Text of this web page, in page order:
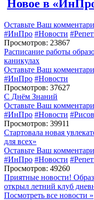
Новое в
Оставьте Ваш
#ИнПро #Новости
Просмотров: 23867
Расписание работы
каникулах
Оставьте Ваш
#ИнПро #Новости
Просмотров: 37627
С Днём Знаний
Оставьте Ваш
#ИнПро #Новости
Просмотров: 39911
Стартовала новая
для всех»
Оставьте Ваш
#ИнПро #Новости
Просмотров: 49260
Приятные новости!
открыл летний клуб
Посмотреть все новости »